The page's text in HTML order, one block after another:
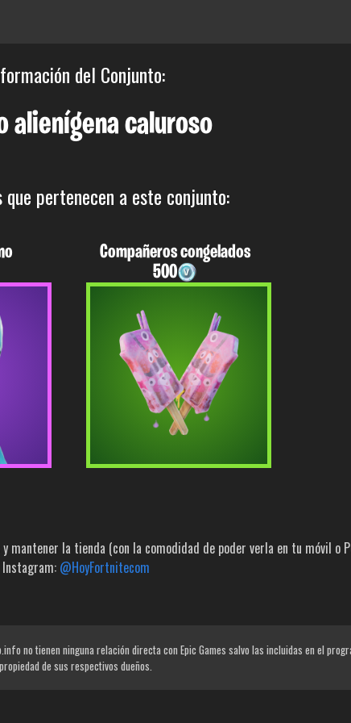
del Conjunto:
alienígena caluroso
que pertenecen a este conjunto:
Compañeros congelados
500
mantener la tienda (con la comodidad de poder verla en tu móvil o
Instagram: @HoyFortnitecom
no tienen ninguna relación directa con Epic Games salvo las incluidas en el
propiedad de sus respectivos dueños.